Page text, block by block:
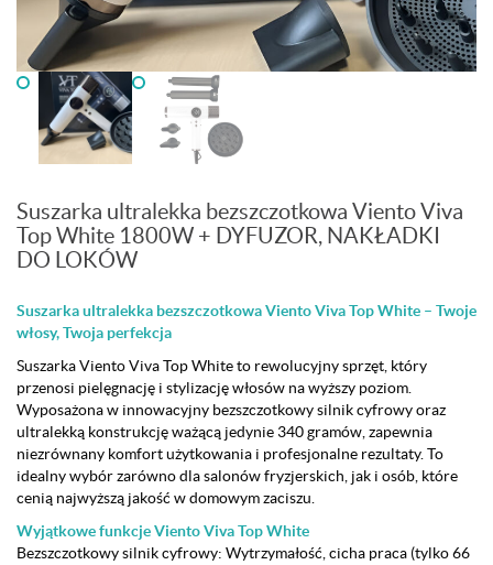
Suszarka ultralekka bezszczotkowa Viento Viva
Top White 1800W + DYFUZOR, NAKŁADKI
DO LOKÓW
Suszarka ultralekka bezszczotkowa Viento Viva Top White – Twoje
włosy, Twoja perfekcja
Suszarka Viento Viva Top White to rewolucyjny sprzęt, który
przenosi pielęgnację i stylizację włosów na wyższy poziom.
Wyposażona w innowacyjny bezszczotkowy silnik cyfrowy oraz
ultralekką konstrukcję ważącą jedynie 340 gramów, zapewnia
niezrównany komfort użytkowania i profesjonalne rezultaty. To
idealny wybór zarówno dla salonów fryzjerskich, jak i osób, które
cenią najwyższą jakość w domowym zaciszu.
Wyjątkowe funkcje Viento Viva Top White
Bezszczotkowy silnik cyfrowy: Wytrzymałość, cicha praca (tylko 66